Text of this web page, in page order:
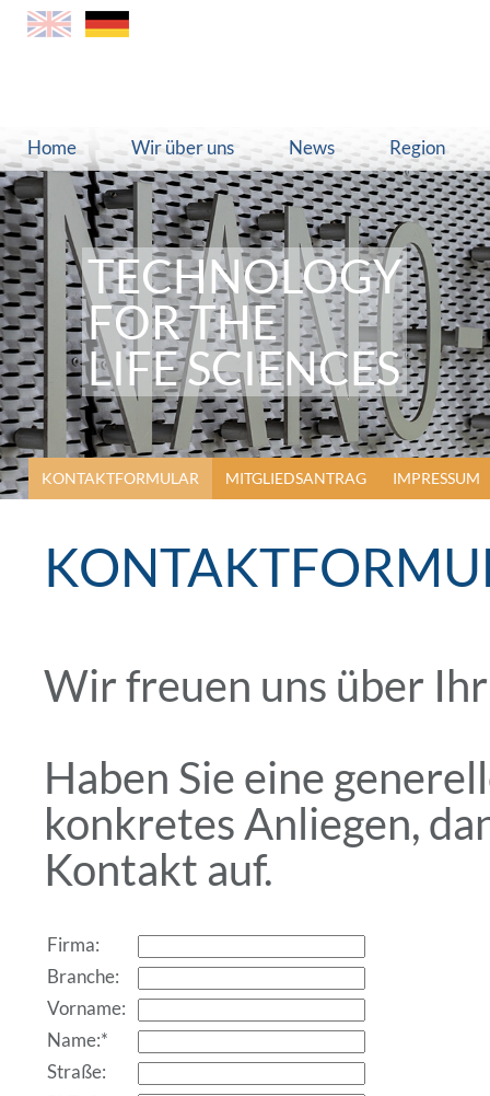
Home Wir über uns News Region
TECHNOLOGY
FOR THE
LIFE SCIENCES
TECHNOLOGY
FOR THE
LIFE SCIENCES
KONTAKTFORMULAR MITGLIEDSANTRAG IMPRESSUM
Wir freuen uns über
Haben Sie eine
konkretes Anliegen,
Kontakt auf.
Firma:
Branche:
Vorname:
Name:*
Straße: